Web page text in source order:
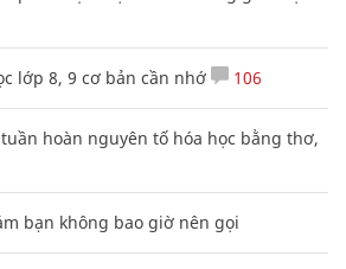
lớp 8, 9 cơ bản cần nhớ 106
hoàn nguyên tố hóa học bằng thơ,
bạn không bao giờ nên gọi